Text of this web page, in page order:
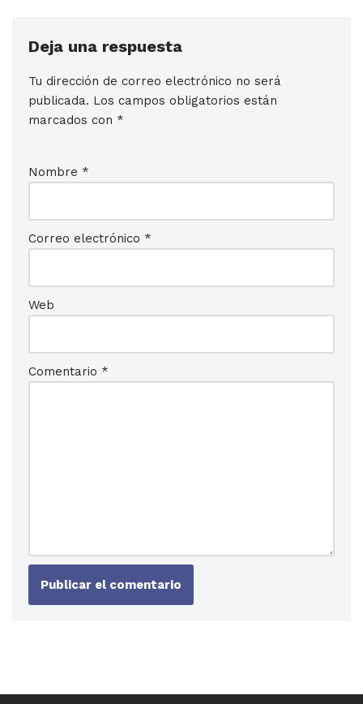
Deja una respuesta
Tu dirección de correo electrónico no será
publicada. Los campos obligatorios están
marcados con *
Nombre *
Correo electrónico *
Web
Comentario *